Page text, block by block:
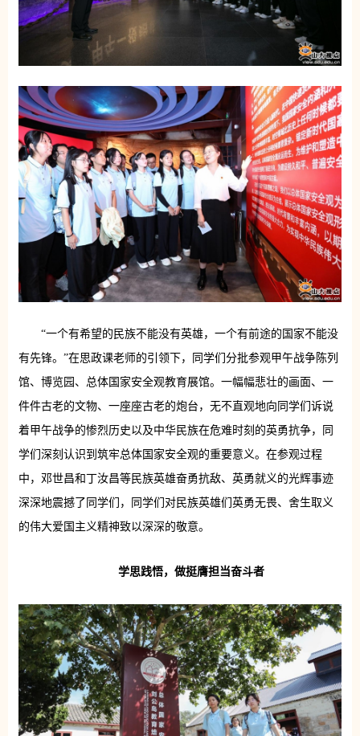
“一个有希望的民族不能没有英雄，一个有前途的国家不能没
有先锋。”在思政课老师的引领下，同学们分批参观甲午战争陈列
馆、博览园、总体国家安全观教育展馆。一幅幅悲壮的画面、一
件件古老的文物、一座座古老的炮台，无不直观地向同学们诉说
着甲午战争的惨烈历史以及中华民族在危难时刻的英勇抗争，同
学们深刻认识到筑牢总体国家安全观的重要意义。在参观过程
中，邓世昌和丁汝昌等民族英雄奋勇抗敌、英勇就义的光辉事迹
深深地震撼了同学们，同学们对民族英雄们英勇无畏、舍生取义
的伟大爱国主义精神致以深深的敬意。
学思践悟，做挺膺担当奋斗者